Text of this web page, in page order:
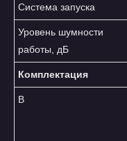
Система запуска
Уровень шумности
работы, дБ
Комплектация
B